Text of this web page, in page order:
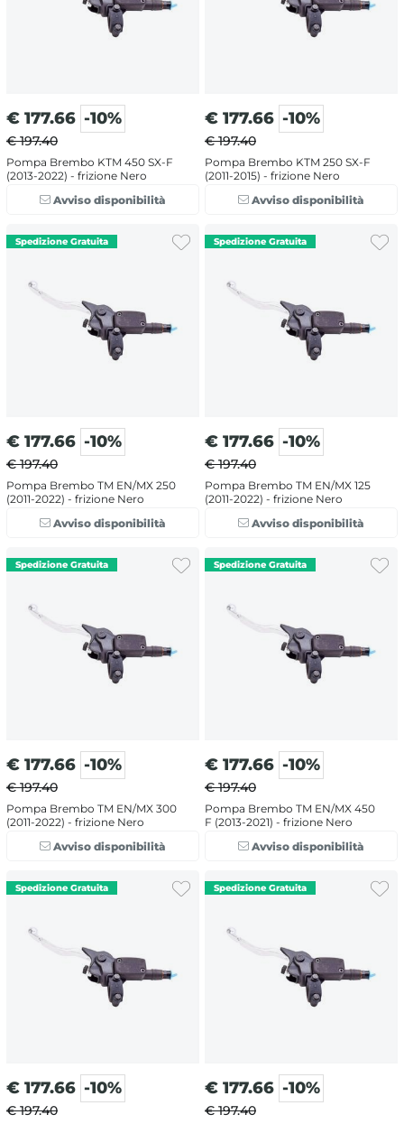
€ 177.66 -10%
€ 197.40
Pompa Brembo KTM 450 SX-F
(2013-2022) - frizione Nero
Avviso disponibilità
€ 177.66 -10%
€ 197.40
Pompa Brembo KTM 250 SX-F
(2011-2015) - frizione Nero
Avviso disponibilità
€ 177.66 -10%
€ 197.40
Pompa Brembo TM EN/MX 250
(2011-2022) - frizione Nero
Avviso disponibilità
€ 177.66 -10%
€ 197.40
Pompa Brembo TM EN/MX 125
(2011-2022) - frizione Nero
Avviso disponibilità
€ 177.66 -10%
€ 197.40
Pompa Brembo TM EN/MX 300
(2011-2022) - frizione Nero
Avviso disponibilità
€ 177.66 -10%
€ 197.40
Pompa Brembo TM EN/MX 450
F (2013-2021) - frizione Nero
Avviso disponibilità
€ 177.66 -10%
€ 197.40
€ 177.66 -10%
€ 197.40